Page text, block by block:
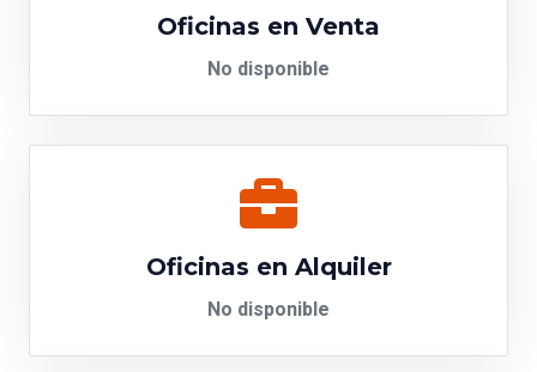
Oficinas en Venta
No disponible
Oficinas en Alquiler
No disponible